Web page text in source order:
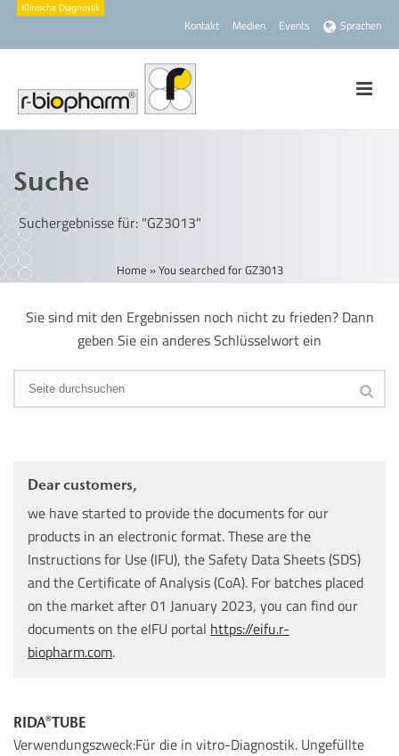
Kontakt Medien Events Sprachen
Suche
Suchergebnisse für: "GZ3013"
Home »You searched for GZ3013
Sie sind mit den Ergebnissen noch nicht zu frieden? Dann
geben Sie ein anderes Schlüsselwort ein
Dear customers,
we have started to provide the documents for our
products in an electronic format. These are the
Instructions for Use (IFU), the Safety Data Sheets (SDS)
and the Certificate of Analysis (CoA). For batches placed
on the market after 01 January 2023, you can find our
documents on the eIFU portal https://eifu.r-
biopharm.com.
RIDA®TUBE
Verwendungszweck:Für die in vitro-Diagnostik. Ungefüllte